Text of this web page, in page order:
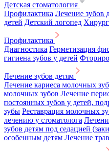
Детская стоматология
Профилактика Лечение зубов
детей Детский логопед
Профилактика
Диагностика Герметизация
гигиена зубов у детей
Лечение зубов детям
Лечение кариеса молочных
молочных зубов Лечение
постоянных зубов у детей,
зубы Реставрация молочных
лечению у стоматолога
зубов детям под седацией
особенным детям Лечение